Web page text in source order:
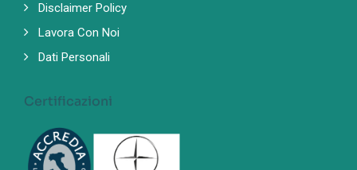
Disclaimer Policy
Lavora Con Noi
Dati Personali
Certificazioni